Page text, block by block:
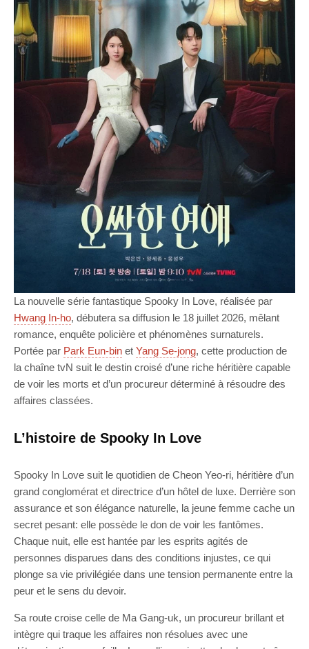
La nouvelle série fantastique Spooky In Love, réalisée par
Hwang In-ho, débutera sa diffusion le 18 juillet 2026, mêlant
romance, enquête policière et phénomènes surnaturels.
Portée par Park Eun-bin et Yang Se-jong, cette production de
la chaîne tvN suit le destin croisé d’une riche héritière capable
de voir les morts et d’un procureur déterminé à résoudre des
affaires classées.
L’histoire de Spooky In Love
Spooky In Love suit le quotidien de Cheon Yeo-ri, héritière d’un
grand conglomérat et directrice d’un hôtel de luxe. Derrière son
assurance et son élégance naturelle, la jeune femme cache un
secret pesant: elle possède le don de voir les fantômes.
Chaque nuit, elle est hantée par les esprits agités de
personnes disparues dans des conditions injustes, ce qui
plonge sa vie privilégiée dans une tension permanente entre la
peur et le sens du devoir.
Sa route croise celle de Ma Gang-uk, un procureur brillant et
intègre qui traque les affaires non résolues avec une